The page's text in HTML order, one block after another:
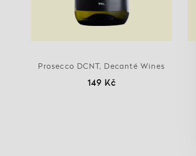
Prosecco DCNT, Decanté Wines
149 Kč